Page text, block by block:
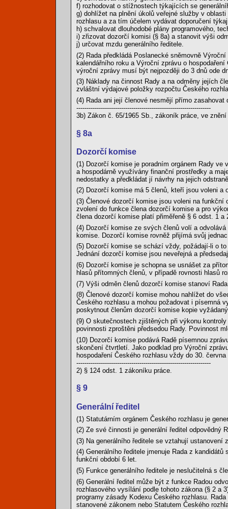
f) rozhodovat o stížnostech týkajících se
g) dohlížet na plnění úkolů veřejné služby v
rozhlasu a za tím účelem vydávat doporučení
h) schvalovat dlouhodobé plány programového,
i) zřizovat dozorčí komisi (§ 8a) a stanovit výši
j) určovat mzdu generálního ředitele.
(2) Rada předkládá Poslanecké sněmovně
kalendářního roku a Výroční zprávu o
výroční zprávy musí být nejpozději do 3 dnů ode
(3) Náklady na činnost Rady a na odměny jejích
zvláštní výdajové položky rozpočtu Českého
(4) Rada ani její členové nesmějí přímo
------------------------------------------------------------------
3b) Zákon č. 65/1965 Sb., zákoník práce, ve
§ 8a
Dozorčí komise
(1) Dozorčí komise je poradním orgánem Rady
a hospodárně využívány finanční prostředky a
nedostatky a předkládat jí návrhy na jejich
(2) Dozorčí komise má 5 členů, kteří jsou voleni
(3) Členové dozorčí komise jsou voleni na
zvolení do funkce člena dozorčí komise a pro
člena dozorčí komise platí přiměřeně § 6 odst. 1 a
(4) Dozorčí komise ze svých členů volí a
komise. Dozorčí komise rovněž přijímá svůj
(5) Dozorčí komise se schází vždy, požádají-li o
Jednání dozorčí komise jsou neveřejná a
(6) Dozorčí komise je schopna se usnášet za
hlasů přítomných členů, v případě rovnosti hlasů
(7) Výši odměn členů dozorčí komise stanoví
(8) Členové dozorčí komise mohou nahlížet do
Českého rozhlasu a mohou požadovat i písemná
poskytnout členům dozorčí komise kopie
(9) O skutečnostech zjištěných při výkonu
povinnosti zproštěni předsedou Rady. Povinnost
(10) Dozorčí komise podává Radě písemnou
skončení čtvrtletí. Jako podklad pro Výroční
hospodaření Českého rozhlasu vždy do 30.
------------------------------------------------------------------
2) § 124 odst. 1 zákoníku práce.
§ 9
Generální ředitel
(1) Statutárním orgánem Českého rozhlasu je
(2) Ze své činnosti je generální ředitel odpovědný
(3) Na generálního ředitele se vztahují
(4) Generálního ředitele jmenuje Rada z
funkční období 6 let.
(5) Funkce generálního ředitele je neslučitelná s
(6) Generální ředitel může být z funkce Radou
rozhlasového vysílání podle tohoto zákona (§ 2 a
programy zásady Kodexu Českého rozhlasu.
stanovené zákonem nebo Statutem Českého